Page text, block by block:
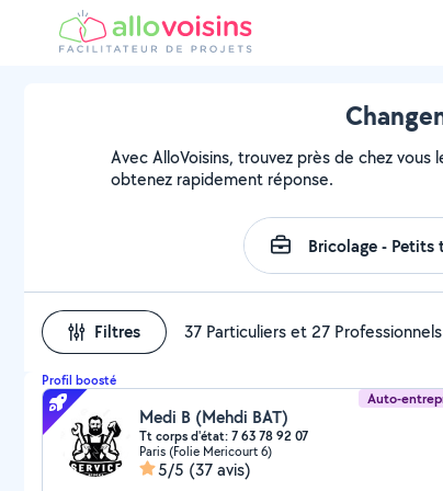
Avec AlloVoisins, trouvez près de chez
obtenez rapidement réponse.
Filtres 37 Particuliers et 27
Profil boosté
Auto-
Medi B (Mehdi BAT)
Tt corps d'état: 7 63 78 92 07
Paris (Folie Mericourt 6)
5/5 (37 avis)